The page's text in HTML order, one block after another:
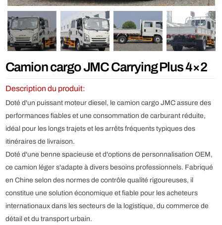
Camion cargo JMC Carrying Plus 4×2
Description du produit:
Doté d'un puissant moteur diesel, le camion cargo JMC assure des
performances fiables et une consommation de carburant réduite,
idéal pour les longs trajets et les arrêts fréquents typiques des
itinéraires de livraison.
Doté d'une benne spacieuse et d'options de personnalisation OEM,
ce camion léger s'adapte à divers besoins professionnels. Fabriqué
en Chine selon des normes de contrôle qualité rigoureuses, il
constitue une solution économique et fiable pour les acheteurs
internationaux dans les secteurs de la logistique, du commerce de
détail et du transport urbain.